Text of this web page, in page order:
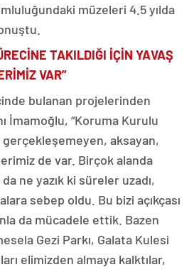
müzeleri 4.5 yılda
TAKILDIĞI İÇİN YAVAŞ
VAR”
bulanan projelerinden
İmamoğlu, “Koruma Kurulu
gerçekleşemeyen, aksayan,
de var. Birçok alanda
ne yazık ki süreler uzadı,
sebep oldu. Bu bizi açıkçası
da mücadele ettik. Bazen
Gezi Parkı, Galata Kulesi
elimizden almaya kalktılar,